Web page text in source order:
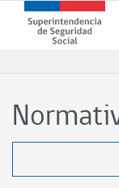
contenido
de
Gobierno